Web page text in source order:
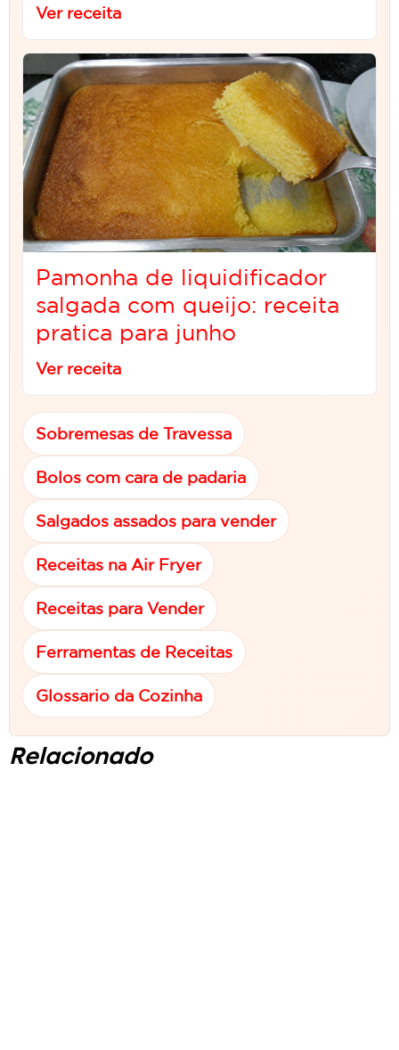
Ver receita
Pamonha de liquidificador
salgada com queijo: receita
pratica para junho
Ver receita
Sobremesas de Travessa
Bolos com cara de padaria
Salgados assados para vender
Receitas na Air Fryer
Receitas para Vender
Ferramentas de Receitas
Glossario da Cozinha
Relacionado